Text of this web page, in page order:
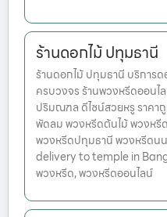
ร้านดอกไม้ ปทุมธานี
ร้านดอกไม้ ปทุมธานี บริการ
ครบวงจร ร้านพวงหรีดออนไ
ปริมณฑล ดีไซน์สวยหรู ราคา
พัดลม พวงหรีดต้นไม้ พวงหรี
พวงหรีดปทุมธานี พวงหรีด
delivery to temple in
พวงหรีด, พวงหรีดออนไลน์